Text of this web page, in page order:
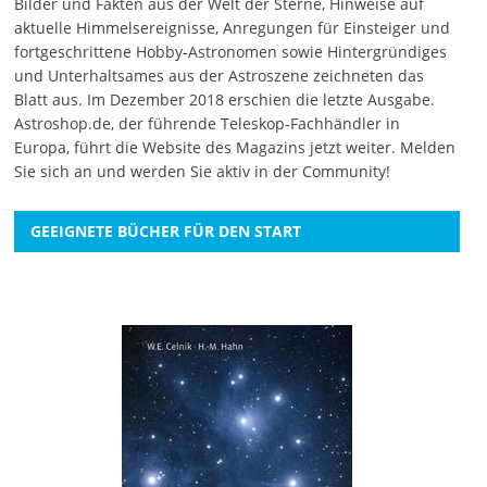
aktuelle Himmelsereignisse, Anregungen für Einsteiger und
fortgeschrittene Hobby-Astronomen sowie Hintergründiges
und Unterhaltsames aus der Astroszene zeichneten das
Blatt aus. Im Dezember 2018 erschien die letzte Ausgabe.
Astroshop.de, der führende Teleskop-Fachhändler in
Europa, führt die Website des Magazins jetzt weiter. Melden
Sie sich an und werden Sie aktiv in der Community!
GEEIGNETE BÜCHER FÜR DEN START